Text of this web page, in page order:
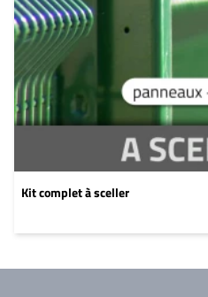
Kit complet à sceller